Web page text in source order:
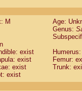
labiatus(0)
leucopus (0)
mystax
nigricollis (0)
oedipus
weddelli
spp.
M
Age:
Genus:
exist
exist
Femur:
exist
Trunk:
exist